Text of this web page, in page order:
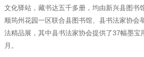
文化驿站，藏书达五千多册，均由新兴县图书
顺筠州花园一区联合县图书馆、县书法家协会
法精品展，其中县书法家协会提供了37幅墨宝
月。